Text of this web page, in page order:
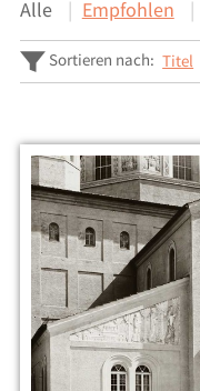
Alle Empfohlen
Sortieren nach: Titel